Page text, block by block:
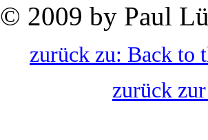
© 2009 by Paul
zurück zu: Back to
zurück